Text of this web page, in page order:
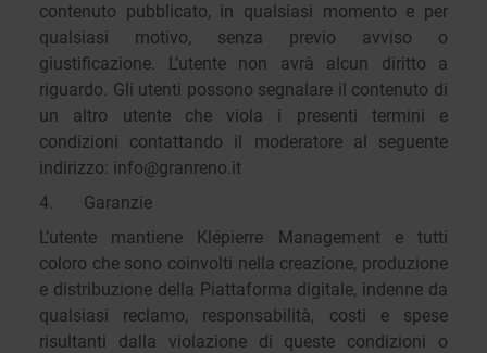
contenuto pubblicato, in qualsiasi momento e per
qualsiasi motivo, senza previo avviso o
giustificazione. L’utente non avrà alcun diritto a
riguardo. Gli utenti possono segnalare il contenuto di
un altro utente che viola i presenti termini e
condizioni contattando il moderatore al seguente
indirizzo: info@granreno.it
4. Garanzie
L’utente mantiene Klépierre Management e tutti
coloro che sono coinvolti nella creazione, produzione
e distribuzione della Piattaforma digitale, indenne da
qualsiasi reclamo, responsabilità, costi e spese
risultanti dalla violazione di queste condizioni o